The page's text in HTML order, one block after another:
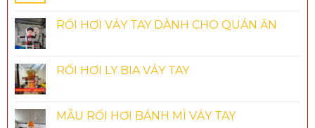
RỐI HƠI VẢY TAY DÀNH CHO QUÁN ĂN
RỐI HƠI LY BIA VẢY TAY
MẪU RỐI HƠI BÁNH MÌ VẢY TAY